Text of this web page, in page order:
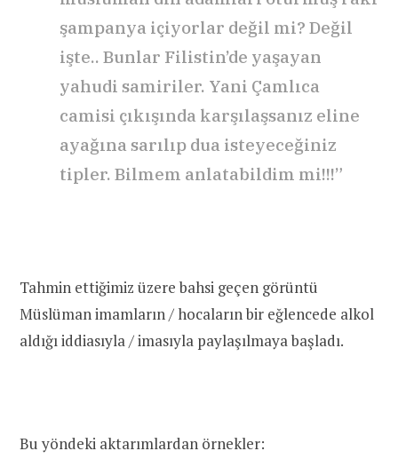
şampanya içiyorlar değil mi? Değil
işte.. Bunlar Filistin’de yaşayan
yahudi samiriler. Yani Çamlıca
camisi çıkışında karşılaşsanız eline
ayağına sarılıp dua isteyeceğiniz
tipler. Bilmem anlatabildim mi!!!”
Tahmin ettiğimiz üzere bahsi geçen görüntü
Müslüman imamların / hocaların bir eğlencede alkol
aldığı iddiasıyla / imasıyla paylaşılmaya başladı.
Bu yöndeki aktarımlardan örnekler: